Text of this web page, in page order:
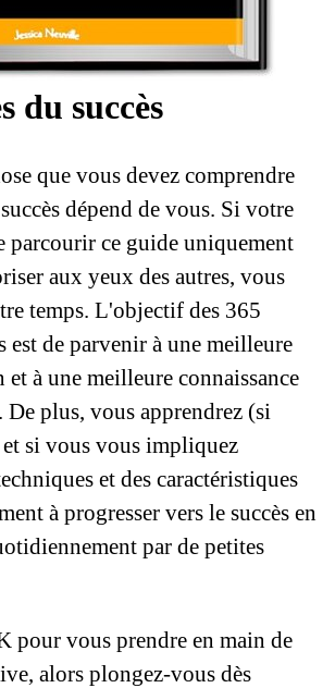
du succès
que vous devez comprendre
dépend de vous. Si votre
parcourir ce guide uniquement
aux yeux des autres, vous
temps. L'objectif des 365
est de parvenir à une meilleure
et à une meilleure connaissance
De plus, vous apprendrez (si
si vous vous impliquez
et des caractéristiques
à progresser vers le succès en
par de petites
pour vous prendre en main de
alors plongez-vous dès